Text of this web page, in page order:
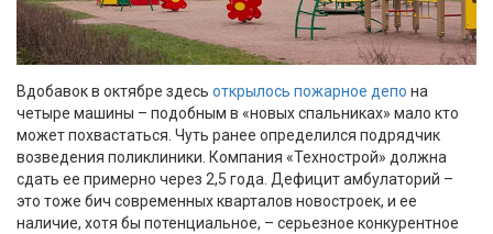
Вдобавок в октябре здесь открылось пожарное депо на
четыре машины – подобным в «новых спальниках» мало кто
может похвастаться. Чуть ранее определился подрядчик
возведения поликлиники. Компания «Технострой» должна
сдать ее примерно через 2,5 года. Дефицит амбулаторий –
это тоже бич современных кварталов новостроек, и ее
наличие, хотя бы потенциальное, – серьезное конкурентное